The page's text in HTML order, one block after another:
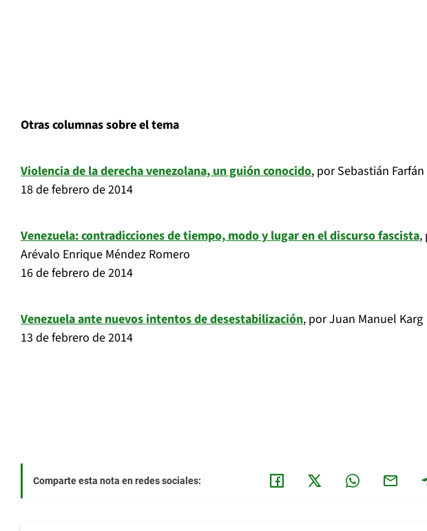
Otras columnas sobre el tema
Violencia de la derecha venezolana, un guión conocido, por Sebastián Farfán
18 de febrero de 2014
Venezuela: contradicciones de tiempo, modo y lugar en el discurso fascista,
Arévalo Enrique Méndez Romero
16 de febrero de 2014
Venezuela ante nuevos intentos de desestabilización, por Juan Manuel Karg
13 de febrero de 2014
Comparte esta nota en redes sociales: